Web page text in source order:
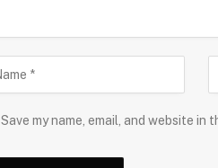
Save my name, email, and website